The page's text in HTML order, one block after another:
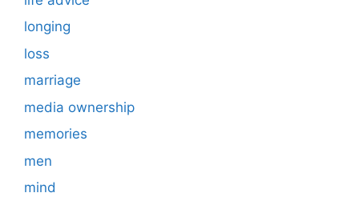
longing
loss
marriage
media ownership
memories
men
mind